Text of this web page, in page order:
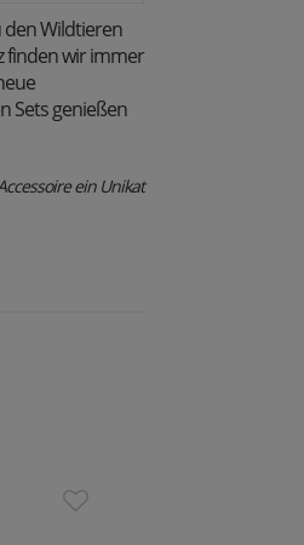
den Wildtieren
finden wir immer
Sets genießen
ein Unikat